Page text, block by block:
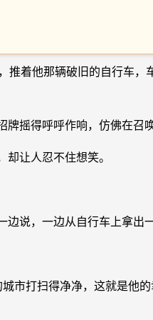
着他那辆破旧的自行车
摇得呼呼作响，仿佛在召
让人忍不住想笑。
说，一边从自行车上拿出
市打扫得净净，这就是他